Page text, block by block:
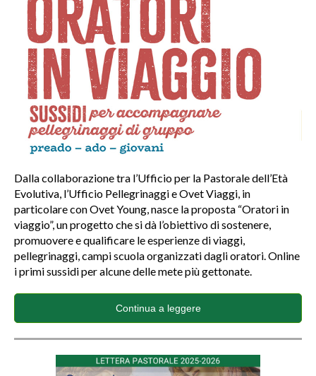
Dalla collaborazione tra l’Ufficio per la Pastorale dell’Età
Evolutiva, l’Ufficio Pellegrinaggi e Ovet Viaggi, in
particolare con Ovet Young, nasce la proposta “Oratori in
viaggio”, un progetto che si dà l’obiettivo di sostenere,
promuovere e qualificare le esperienze di viaggi,
pellegrinaggi, campi scuola organizzati dagli oratori. Online
i primi sussidi per alcune delle mete più gettonate.
Continua a leggere